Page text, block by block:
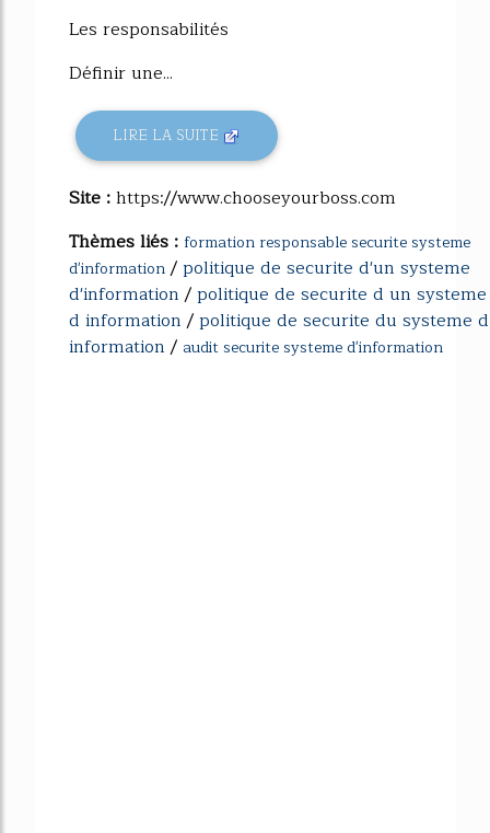
Les responsabilités
Définir une...
LIRE LA SUITE
Site :https://www.chooseyourboss.com
Thèmes liés : formation responsable securite systeme
d'information/politique de securite d'un systeme
d'information/politique de securite d un systeme
d information/politique de securite du systeme d
information/ audit securite systeme d'information